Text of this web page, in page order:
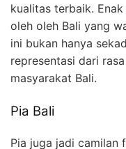
kualitas terbaik.
oleh oleh Bali yang
ini bukan hanya
representasi dari
masyarakat Bali.
Pia Bali
Pia juga jadi camilan